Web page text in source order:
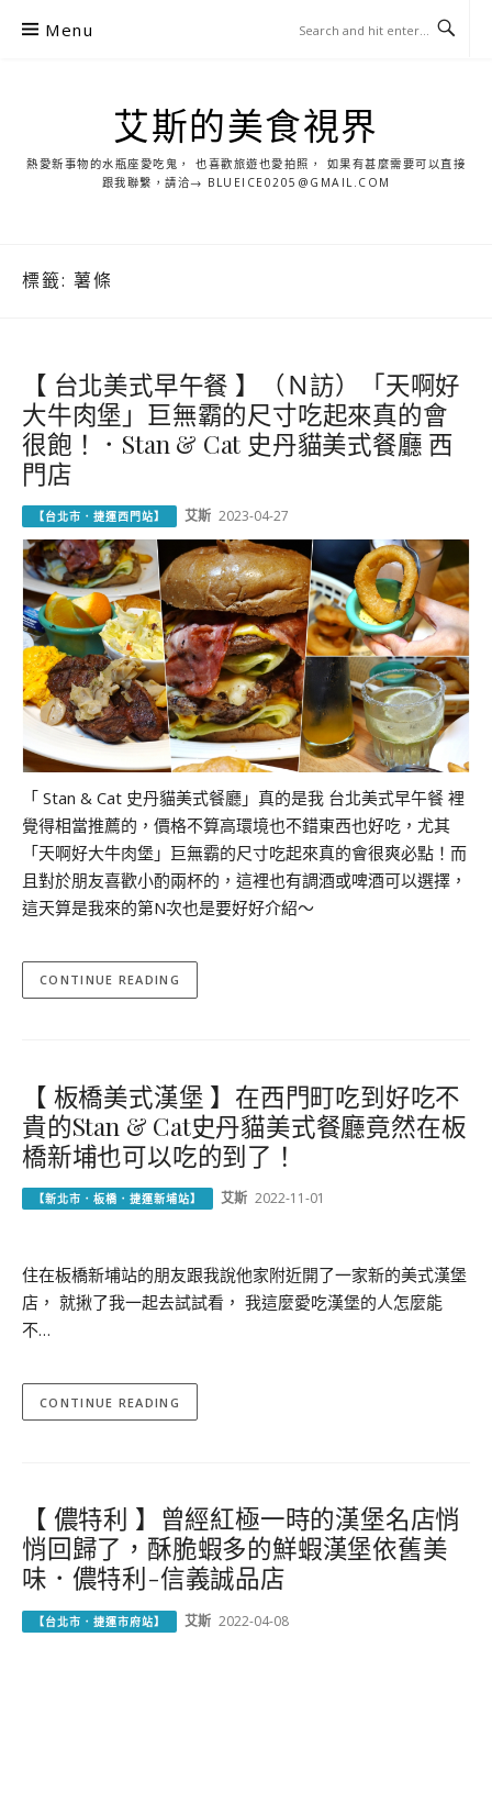
Menu
艾斯的美食視界
熱愛新事物的水瓶座愛吃鬼， 也喜歡旅遊也愛拍照， 如果有甚麼需要可以直接
跟我聯繫，請洽→ BLUEICE0205@GMAIL.COM
標籤: 薯條
【 台北美式早午餐 】（Ｎ訪）「天啊好
大牛肉堡」巨無霸的尺寸吃起來真的會
很飽！．Stan & Cat 史丹貓美式餐廳 西
門店
【台北市．捷運西門站】 艾斯 2023-04-27
「 Stan & Cat 史丹貓美式餐廳」真的是我 台北美式早午餐 裡
覺得相當推薦的，價格不算高環境也不錯東西也好吃，尤其
「天啊好大牛肉堡」巨無霸的尺寸吃起來真的會很爽必點！而
且對於朋友喜歡小酌兩杯的，這裡也有調酒或啤酒可以選擇，
這天算是我來的第N次也是要好好介紹～
CONTINUE READING
【 板橋美式漢堡 】在西門町吃到好吃不
貴的Stan & Cat史丹貓美式餐廳竟然在板
橋新埔也可以吃的到了！
【新北市．板橋．捷運新埔站】 艾斯 2022-11-01
住在板橋新埔站的朋友跟我說他家附近開了一家新的美式漢堡
店， 就揪了我一起去試試看， 我這麼愛吃漢堡的人怎麼能
不…
CONTINUE READING
【 儂特利 】曾經紅極一時的漢堡名店悄
悄回歸了，酥脆蝦多的鮮蝦漢堡依舊美
味．儂特利-信義誠品店
【台北市．捷運市府站】 艾斯 2022-04-08